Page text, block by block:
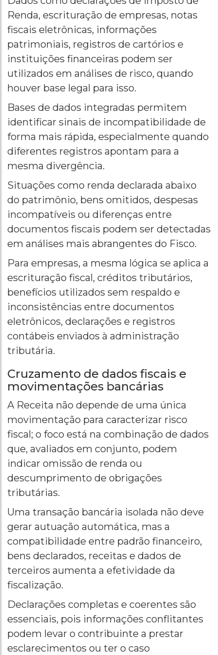
Renda, escrituração de empresas, notas
fiscais eletrônicas, informações
patrimoniais, registros de cartórios e
instituições financeiras podem ser
utilizados em análises de risco, quando
houver base legal para isso.
Bases de dados integradas permitem
identificar sinais de incompatibilidade de
forma mais rápida, especialmente quando
diferentes registros apontam para a
mesma divergência.
Situações como renda declarada abaixo
do patrimônio, bens omitidos, despesas
incompatíveis ou diferenças entre
documentos fiscais podem ser detectadas
em análises mais abrangentes do Fisco.
Para empresas, a mesma lógica se aplica a
escrituração fiscal, créditos tributários,
benefícios utilizados sem respaldo e
inconsistências entre documentos
eletrônicos, declarações e registros
contábeis enviados à administração
tributária.
Cruzamento de dados fiscais e
movimentações bancárias
A Receita não depende de uma única
movimentação para caracterizar risco
fiscal; o foco está na combinação de dados
que, avaliados em conjunto, podem
indicar omissão de renda ou
descumprimento de obrigações
tributárias.
Uma transação bancária isolada não deve
gerar autuação automática, mas a
compatibilidade entre padrão financeiro,
bens declarados, receitas e dados de
terceiros aumenta a efetividade da
fiscalização.
Declarações completas e coerentes são
essenciais, pois informações conflitantes
podem levar o contribuinte a prestar
esclarecimentos ou ter o caso